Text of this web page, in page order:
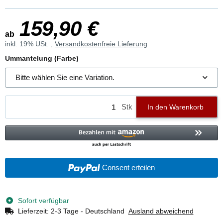
ab 159,90 €
inkl. 19% USt. , Versandkostenfreie Lieferung
Ummantelung (Farbe)
Bitte wählen Sie eine Variation.
Stk In den Warenkorb
Consent erteilen
Sofort verfügbar
Lieferzeit: 2-3 Tage - Deutschland Ausland abweichend